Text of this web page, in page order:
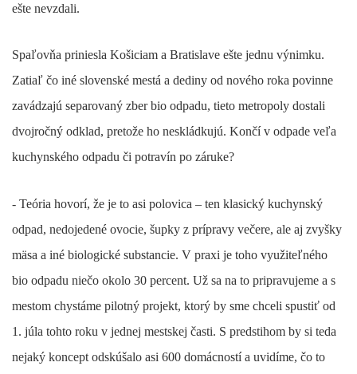
ešte nevzdali.
Spaľovňa priniesla Košiciam a Bratislave ešte jednu výnimku.
Zatiaľ čo iné slovenské mestá a dediny od nového roka povinne
zavádzajú separovaný zber bio odpadu, tieto metropoly dostali
dvojročný odklad, pretože ho neskládkujú. Končí v odpade veľa
kuchynského odpadu či potravín po záruke?
- Teória hovorí, že je to asi polovica – ten klasický kuchynský
odpad, nedojedené ovocie, šupky z prípravy večere, ale aj zvyšky
mäsa a iné biologické substancie. V praxi je toho využiteľného
bio odpadu niečo okolo 30 percent. Už sa na to pripravujeme a s
mestom chystáme pilotný projekt, ktorý by sme chceli spustiť od
1. júla tohto roku v jednej mestskej časti. S predstihom by si teda
nejaký koncept odskúšalo asi 600 domácností a uvidíme, čo to